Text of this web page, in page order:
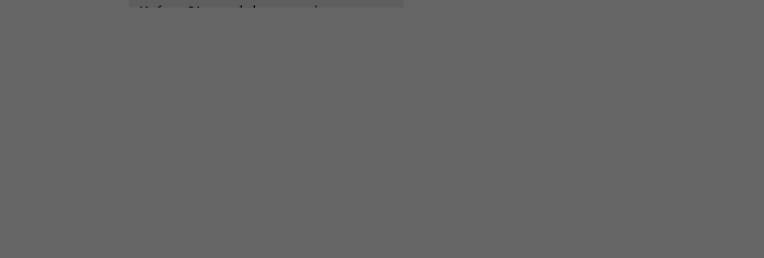
Kvíz - Stres, delegovanie,